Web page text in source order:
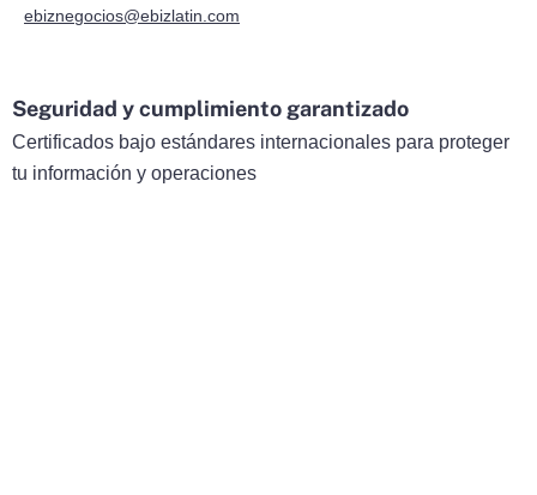
ebiznegocios@ebizlatin.com
Seguridad y cumplimiento garantizado
Certificados bajo estándares internacionales para proteger
tu información y operaciones